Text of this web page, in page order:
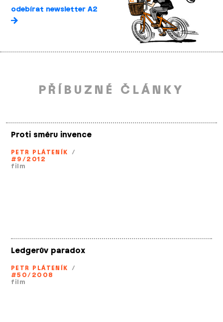
odebírat newsletter A2
PŘÍBUZNÉ ČLÁNKY
Proti směru invence
PETR PLÁTENÍK /
#9/2012
film
Ledgerův paradox
PETR PLÁTENÍK /
#50/2008
film